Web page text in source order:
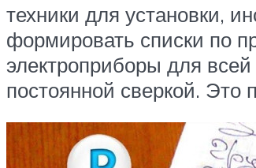
техники для установки,
формировать списки по
электроприборы для
постоянной сверкой. Это